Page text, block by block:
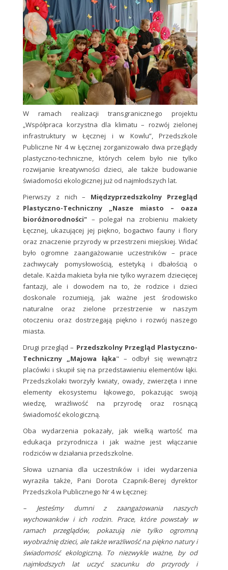
W ramach realizacji transgranicznego projektu
„Współpraca korzystna dla klimatu – rozwój zielonej
infrastruktury w Łęcznej i w Kowlu”, Przedszkole
Publiczne Nr 4 w Łęcznej zorganizowało dwa przeglądy
plastyczno-techniczne, których celem było nie tylko
rozwijanie kreatywności dzieci, ale także budowanie
świadomości ekologicznej już od najmłodszych lat.
Pierwszy z nich – Międzyprzedszkolny Przegląd
Plastyczno-Techniczny „Nasze miasto – oaza
bioróżnorodności" – polegał na zrobieniu makiety
Łęcznej, ukazującej jej piękno, bogactwo fauny i flory
oraz znaczenie przyrody w przestrzeni miejskiej. Widać
było ogromne zaangażowanie uczestników – prace
zachwycały pomysłowością, estetyką i dbałością o
detale. Każda makieta była nie tylko wyrazem dziecięcej
fantazji, ale i dowodem na to, że rodzice i dzieci
doskonale rozumieją, jak ważne jest środowisko
naturalne oraz zielone przestrzenie w naszym
otoczeniu oraz dostrzegają piękno i rozwój naszego
miasta.
Drugi przegląd – Przedszkolny Przegląd Plastyczno-
Techniczny „Majowa łąka" – odbył się wewnątrz
placówki i skupił się na przedstawieniu elementów łąki.
Przedszkolaki tworzyły kwiaty, owady, zwierzęta i inne
elementy ekosystemu łąkowego, pokazując swoją
wiedzę, wrażliwość na przyrodę oraz rosnącą
świadomość ekologiczną.
Oba wydarzenia pokazały, jak wielką wartość ma
edukacja przyrodnicza i jak ważne jest włączanie
rodziców w działania przedszkolne.
Słowa uznania dla uczestników i idei wydarzenia
wyraziła także, Pani Dorota Czapnik-Berej dyrektor
Przedszkola Publicznego Nr 4 w Łęcznej:
– Jesteśmy dumni z zaangażowania naszych
wychowanków i ich rodzin. Prace, które powstały w
ramach przeglądów, pokazują nie tylko ogromną
wyobraźnię dzieci, ale także wrażliwość na piękno natury i
świadomość ekologiczną. To niezwykle ważne, by od
najmłodszych lat uczyć szacunku do przyrody i